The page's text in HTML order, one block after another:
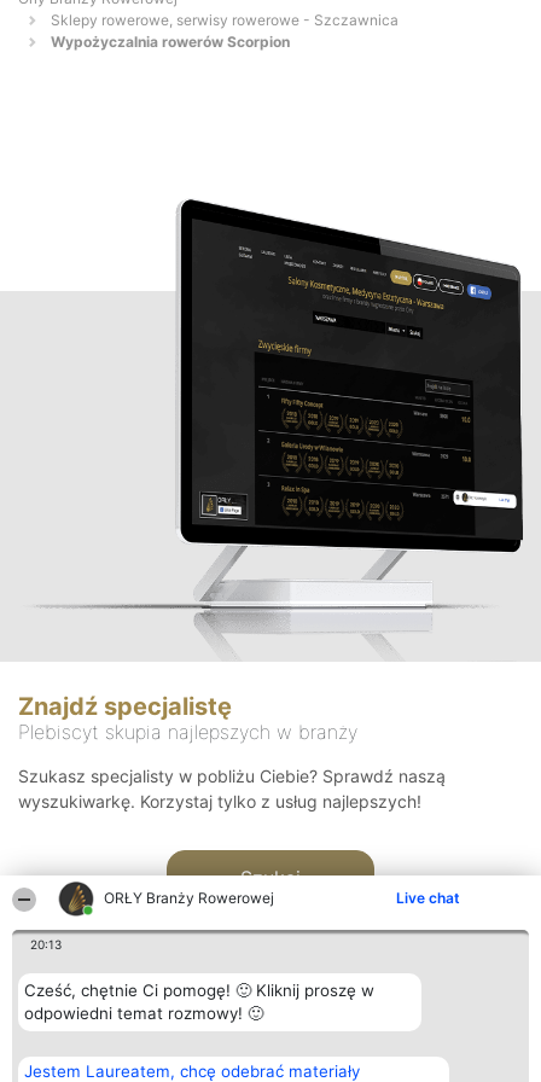
ORŁY Branży Rowerowej Live chat
20:13
Cześć, chętnie Ci pomogę! 🙂 Kliknij proszę w
odpowiedni temat rozmowy! 🙂
Jestem Laureatem, chcę odebrać materiały
Sklepy rowerowe, serwisy rowerowe - Szczawnica
Wypożyczalnia rowerów Scorpion
Znajdź specjalistę
Plebiscyt skupia najlepszych w branży
Szukasz specjalisty w pobliżu Ciebie? Sprawdź naszą
wyszukiwarkę. Korzystaj tylko z usług najlepszych!
Szukaj
Organizator plebiscytu
Bright Side Solutions sp. z o.
Plebiscyt
Laureaci
Kontakt
Kontakt